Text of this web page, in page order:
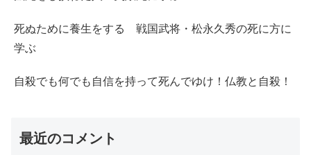
死ぬために養生をする 戦国武将・松永久秀の死に方に
学ぶ
自殺でも何でも自信を持って死んでゆけ！仏教と自殺！
最近のコメント